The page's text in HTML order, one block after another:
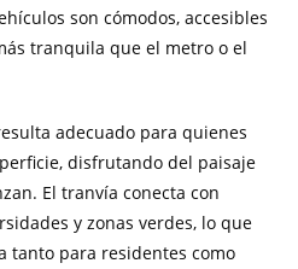
son cómodos, accesibles
tranquila que el metro o el
adecuado para quienes
disfrutando del paisaje
El tranvía conecta con
y zonas verdes, lo que
tanto para residentes como